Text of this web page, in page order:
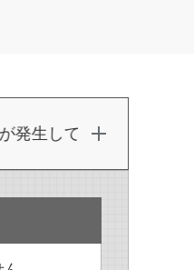
生しております。